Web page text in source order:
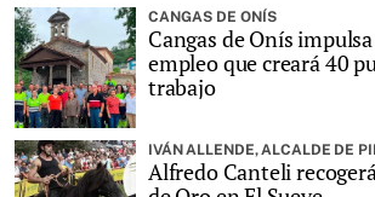
CANGAS DE ONÍS
Cangas de Onís
empleo que creará 40
trabajo
Alfredo Canteli